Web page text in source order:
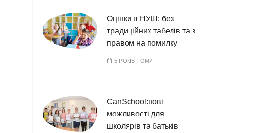
Оцінки в НУШ: без
традиційних табелів та з
правом на помилку
5 РОКІВ ТОМУ
CanSchool:нові
можливості для
школярів та батьків